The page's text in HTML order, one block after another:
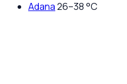
Adana26–38°C